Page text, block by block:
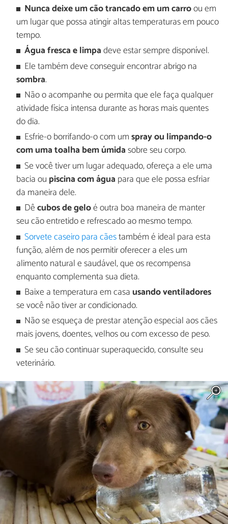
Nunca deixe um cão trancado em um carroou em
um lugar que possa atingir altas temperaturas em pouco
tempo.
Água fresca e limpadeve estar sempre disponível.
Ele também deve conseguir encontrar abrigo na
sombra.
Não o acompanhe ou permita que ele faça qualquer
atividade física intensa durante as horas mais quentes
do dia.
Esfrie-o borrifando-o com umspray ou limpando-o
com uma toalha bem úmidasobre seu corpo.
Se você tiver um lugar adequado, ofereça a ele uma
bacia ou piscina com água para que ele possa esfriar
da maneira dele.
Dêcubos de geloé outra boa maneira de manter
seu cão entretido e refrescado ao mesmo tempo.
Sorvete caseiro para cãestambém é ideal para esta
função, além de nos permitir oferecer a eles um
alimento natural e saudável, que os recompensa
enquanto complementa sua dieta.
Baixe a temperatura em casa usando ventiladores
se você não tiver ar condicionado.
Não se esqueça de prestar atenção especial aos cães
mais jovens, doentes, velhos ou com excesso de peso.
Se seu cão continuar superaquecido, consulte seu
veterinário.